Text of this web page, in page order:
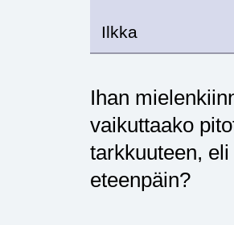
Ilkka
Ihan
vaikuttaako
tarkkuuteen,
eteenpäin?